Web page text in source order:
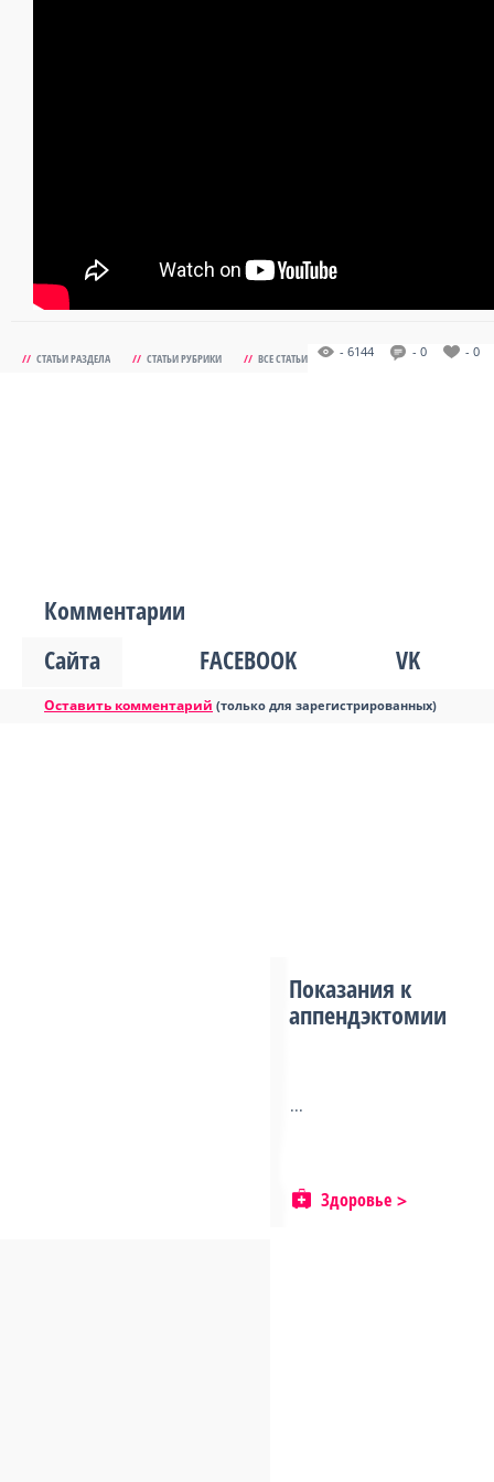
// СТАТЬИ РАЗДЕЛА // СТАТЬИ РУБРИКИ // ВСЕ СТАТЬИ - 6144 - 0 - 0
Комментарии
Сайта
FACEBOOK VK
Оставить комментарий (только для зарегистрированных)
Показания к
аппендэктомии
...
Здоровье